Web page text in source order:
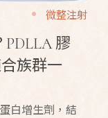
微整注射
PDLLA 膠
族群一
白增生劑，結